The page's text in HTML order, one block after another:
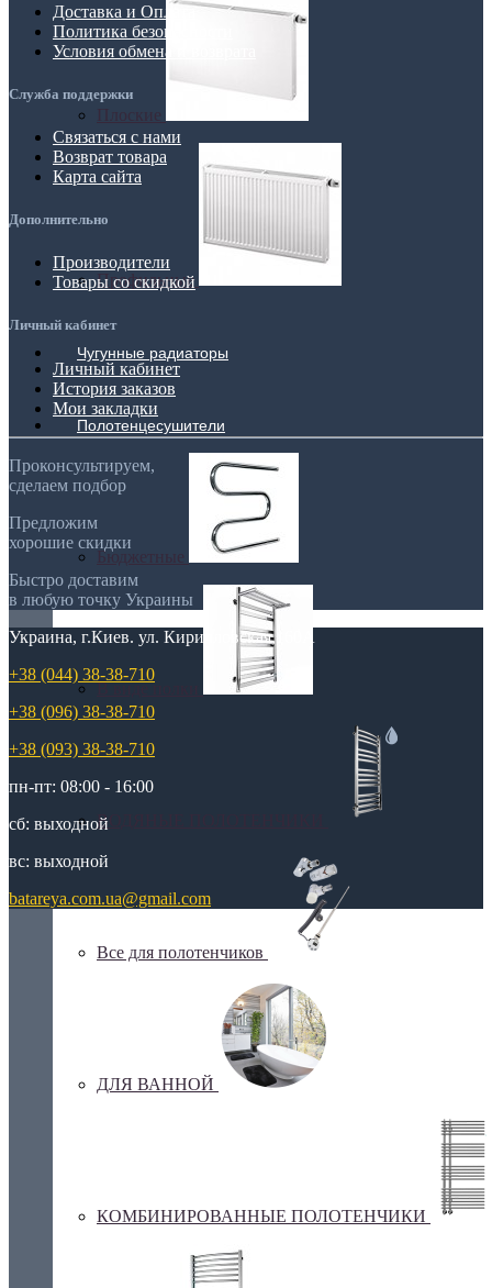
Профильные
Чугунные радиаторы
Полотенцесушители
Бюджетные
В виде полки
ВОДЯНЫЕ ПОЛОТЕНЧИКИ
Все для полотенчиков
ДЛЯ ВАННОЙ
КОМБИНИРОВАННЫЕ ПОЛОТЕНЧИКИ
Доставка и Оплата
Политика безопасности
Условия обмена и возврата
Служба поддержки
Связаться с нами
Возврат товара
Карта сайта
Дополнительно
Производители
Товары со скидкой
Личный кабинет
Личный кабинет
История заказов
Мои закладки
Проконсультируем,
сделаем подбор
Предложим
хорошие скидки
Быстро доставим
в любую точку Украины
Украина, г.Киев. ул. Кирилловская,160А
+38 (044) 38-38-710
+38 (096) 38-38-710
+38 (093) 38-38-710
пн-пт: 08:00 - 16:00
сб: выходной
вс: выходной
batareya.com.ua@gmail.com